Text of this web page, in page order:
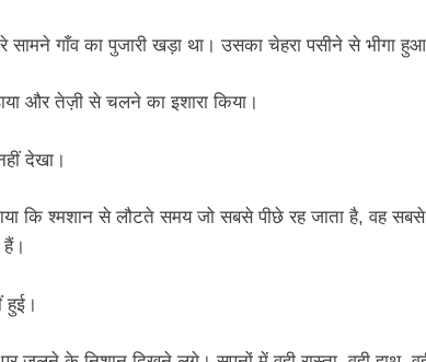
सामने गाँव का पुजारी खड़ा था। उसका चेहरा पसीने से भीगा
और तेज़ी से चलने का इशारा किया।
देखा।
कि श्मशान से लौटते समय जो सबसे पीछे रह जाता है, वह
हुई।